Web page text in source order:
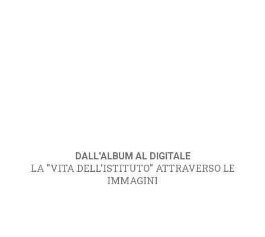
DALL'ALBUM AL DIGITALE
LA "VITA DELL'ISTITUTO" ATTRAVERSO LE
IMMAGINI